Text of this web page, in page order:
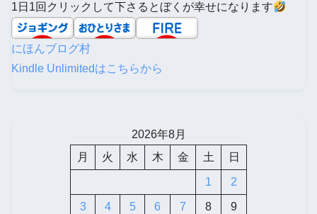
1日1回クリックして下さるとぼくが幸せになります
にほんブログ村
Kindle Unlimitedはこちらから
2026年8月
月
火 水 木 金 土 日
1 2
3 4 5 6 7 8 9